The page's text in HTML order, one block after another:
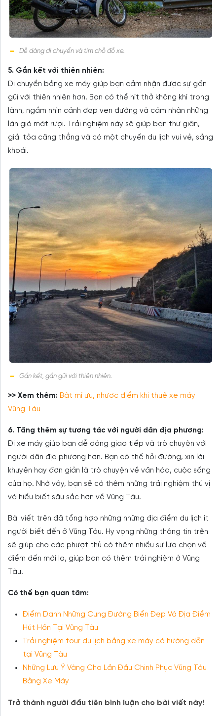
Dễ dàng di chuyển và tìm chỗ đỗ xe.
5. Gắn kết với thiên nhiên:
Di chuyển bằng xe máy giúp bạn cảm nhận được sự gần
gũi với thiên nhiên hơn. Bạn có thể hít thở không khí trong
lành, ngắm nhìn cảnh đẹp ven đường và cảm nhận những
làn gió mát rượi. Trải nghiệm này sẽ giúp bạn thư giãn,
giải tỏa căng thẳng và có một chuyến du lịch vui vẻ, sảng
khoái.
Gắn kết, gần gũi với thiên nhiên.
>> Xem thêm: Bật mí ưu, nhược điểm khi thuê xe máy
Vũng Tàu
6. Tăng thêm sự tương tác với người dân địa phương:
Đi xe máy giúp bạn dễ dàng giao tiếp và trò chuyện với
người dân địa phương hơn. Bạn có thể hỏi đường, xin lời
khuyên hay đơn giản là trò chuyện về văn hóa, cuộc sống
của họ. Nhờ vậy, bạn sẽ có thêm những trải nghiệm thú vị
và hiểu biết sâu sắc hơn về Vũng Tàu.
Bài viết trên đã tổng hợp những những địa điểm du lịch ít
người biết đến ở Vũng Tàu. Hy vọng những thông tin trên
sẽ giúp cho các phượt thủ có thêm nhiều sự lựa chọn về
điểm đến mới lạ, giúp bạn có thêm trải nghiệm ở Vũng
Tàu.
Có thể bạn quan tâm:
Điểm Danh Những Cung Đường Biển Đẹp Và Địa Điểm
Hút Hồn Tại Vũng Tàu
Trải nghiệm tour du lịch bằng xe máy có hướng dẫn
tại Vũng Tàu
Những Lưu Ý Vàng Cho Lần Đầu Chinh Phục Vũng Tàu
Bằng Xe Máy
Trở thành người đầu tiên bình luận cho bài viết này!